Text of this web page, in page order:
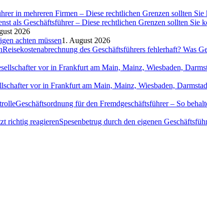
in mehreren Firmen – Diese rechtlichen Grenzen sollten Sie
als Geschäftsführer – Diese rechtlichen Grenzen sollten Sie
2026
achten müssen1. August 2026
Reisekostenabrechnung des Geschäftsführers fehlerhaft? Was
vor in Frankfurt am Main, Mainz, Wiesbaden,
Geschäftsordnung für den Fremdgeschäftsführer – So
Spesenbetrug durch den eigenen